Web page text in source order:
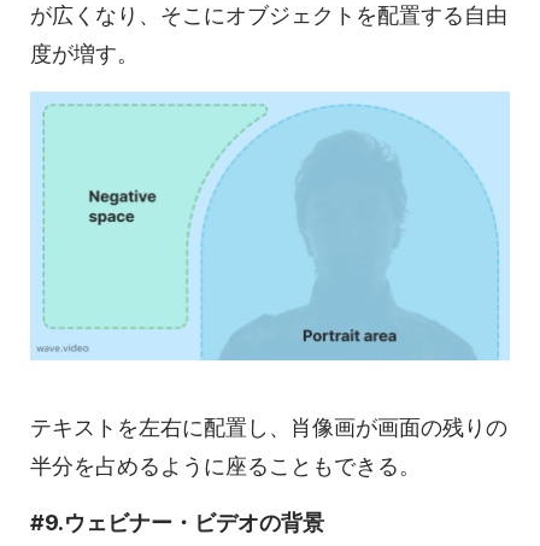
が広くなり、そこにオブジェクトを配置する自由
度が増す。
テキストを左右に配置し、肖像画が画面の残りの
半分を占めるように座ることもできる。
#9.ウェビナー・ビデオの背景